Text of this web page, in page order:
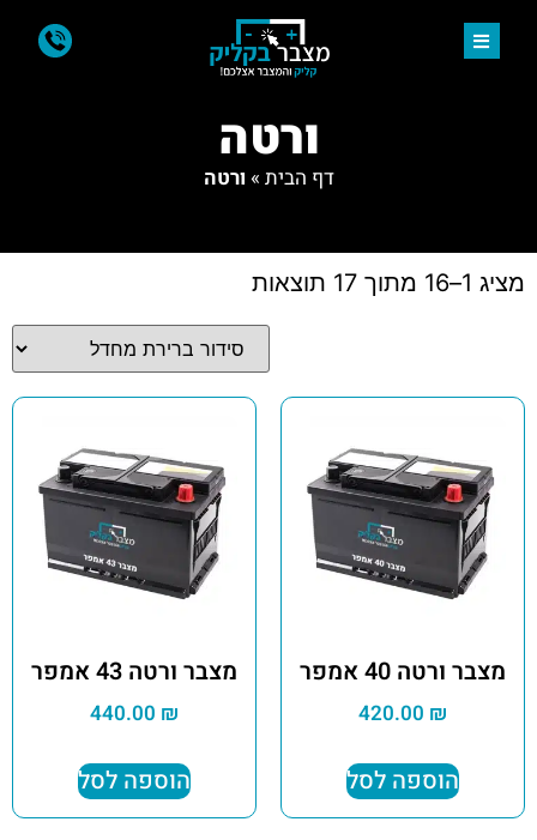
ורטה
דף הבית » ורטה
מציג 1–16 מתוך 17 תוצאות
מצבר ורטה 40 אמפר
420.00 ₪
הוספה לסל
מצבר ורטה 43 אמפר
440.00 ₪
הוספה לסל